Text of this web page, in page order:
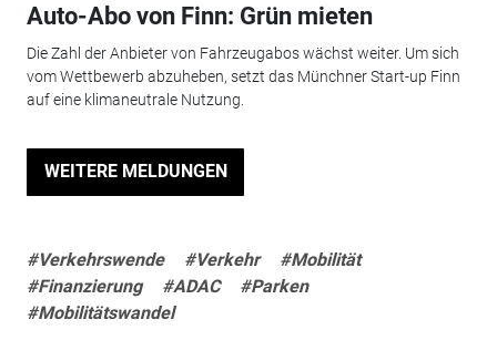
Auto-Abo von Finn: Grün mieten
Die Zahl der Anbieter von Fahrzeugabos wächst weiter. Um sich
vom Wettbewerb abzuheben, setzt das Münchner Start-up Finn
auf eine klimaneutrale Nutzung.
WEITERE MELDUNGEN
#Verkehrswende #Verkehr
#Mobilität
#Finanzierung
#ADAC
#Parken
#Mobilitätswandel